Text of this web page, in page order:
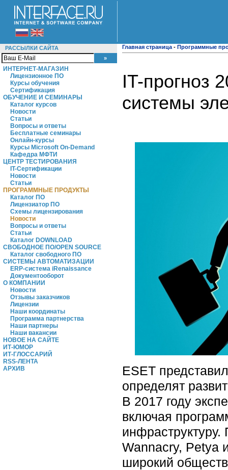
РАССЫЛКИ САЙТА
ИНТЕРНЕТ-МАГАЗИН
Лицензионное ПО
Курсы обучения
Сертификация
ОБУЧЕНИЕ И СЕМИНАРЫ
Каталог курсов
Новости
Статьи
Вопросы и ответы
Бесплатные семинары
Онлайн-курсы
Курсы Microsoft On-Demand
Кафедра МФТИ
ЦЕНТР ТЕСТИРОВАНИЯ
IT-Сертификации
Новости
Статьи
ПРОГРАММНЫЕ ПРОДУКТЫ
Каталог ПО
Лицензиатор ПО
Схемы лицензирования
Новости
Вопросы и ответы
Статьи
Каталог DOWNLOAD
СВОБОДНОЕ ПО/OPEN SOURCE
Каталог свободного ПО
СИСТЕМЫ АВТОМАТИЗАЦИИ
ERP-система iRenaissance
Документооборот
О КОМПАНИИ
Новости
Отзывы заказчиков
Лицензии
Наши координаты
Программа партнерства
Наши партнеры
Наши вакансии
НОВОЕ НА САЙТЕ
ИТ-ЮМОР
ИТ-ГЛОССАРИЙ
RSS-ЛЕНТА
АРХИВ
Главная страница - Программные
IT-прогноз
системы
ESET
определят
В 2017 году
включая
Wannacry, Petya
широкий